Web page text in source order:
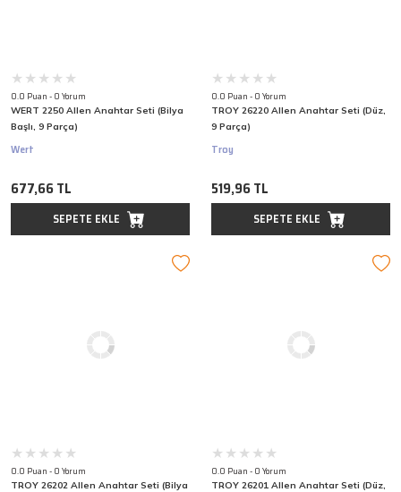
0.0 Puan - 0 Yorum
WERT 2250 Allen Anahtar Seti (Bilya
Başlı, 9 Parça)
Wert
677,66 TL
SEPETE EKLE
0.0 Puan - 0 Yorum
TROY 26220 Allen Anahtar Seti (Düz,
9 Parça)
Troy
519,96 TL
SEPETE EKLE
0.0 Puan - 0 Yorum
TROY 26202 Allen Anahtar Seti (Bilya
0.0 Puan - 0 Yorum
TROY 26201 Allen Anahtar Seti (Düz,